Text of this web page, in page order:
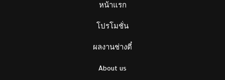
หน้าแรก
โปรโมชั่น
ผลงานช่างตี๋
About us